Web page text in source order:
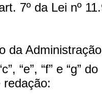
7º da Lei nº
da
“e”, “f” e “g”